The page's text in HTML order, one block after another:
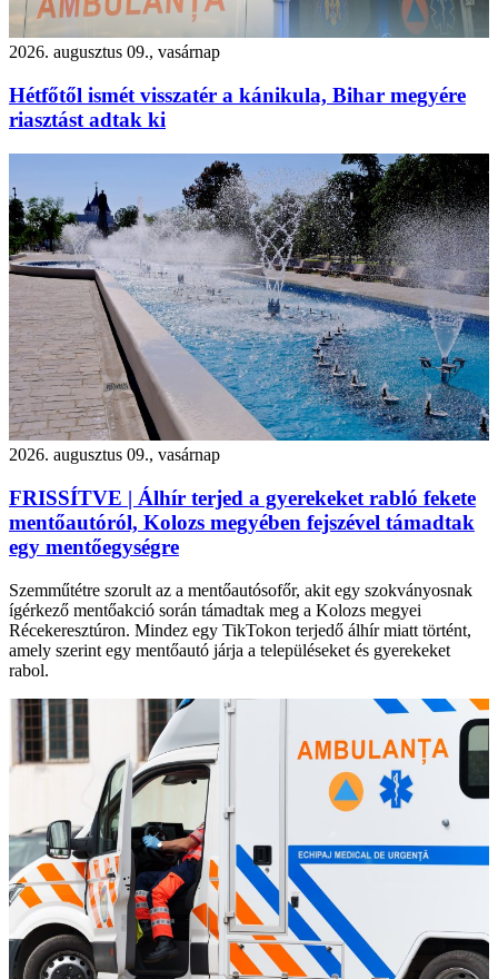
2026. augusztus 09., vasárnap
Hétfőtől ismét visszatér a kánikula, Bihar megyére
riasztást adtak ki
2026. augusztus 09., vasárnap
FRISSÍTVE | Álhír terjed a gyerekeket rabló fekete
mentőautóról, Kolozs megyében fejszével támadtak
egy mentőegységre
Szemműtétre szorult az a mentőautósofőr, akit egy szokványosnak
ígérkező mentőakció során támadtak meg a Kolozs megyei
Récekeresztúron. Mindez egy TikTokon terjedő álhír miatt történt,
amely szerint egy mentőautó járja a településeket és gyerekeket
rabol.